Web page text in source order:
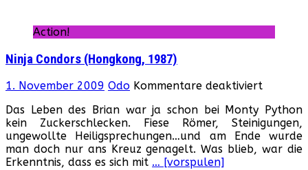
Action!
Ninja Condors (Hongkong, 1987)
1. November 2009 Odo Kommentare deaktiviertfür
Condors
1987)
Das Leben des Brian war ja schon bei Monty Python
kein Zuckerschlecken. Fiese Römer, Steinigungen,
ungewollte Heiligsprechungen…und am Ende wurde
man doch nur ans Kreuz genagelt. Was blieb, war die
Erkenntnis, dass es sich mit … [vorspulen]